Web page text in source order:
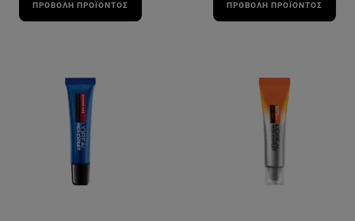
ΠΡΟΒΟΛΉ ΠΡΟΪΌΝΤΟΣ ΠΡΟΒΟΛΉ ΠΡΟΪΌΝΤΟΣ